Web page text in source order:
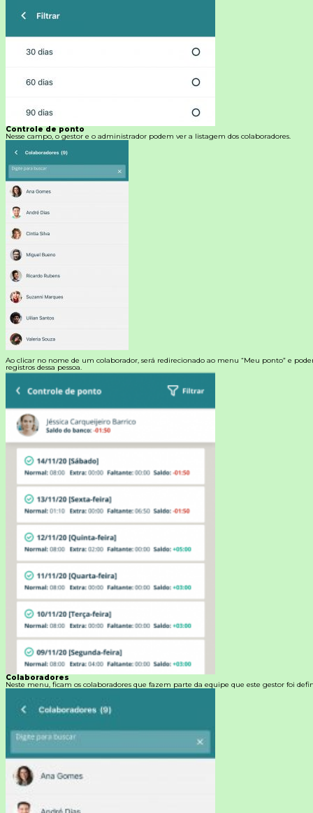
Controle de ponto
Nesse campo, o gestor e o administrador podem ver a listagem dos colaboradores.
Ao clicar no nome de um colaborador, será redirecionado ao menu “Meu ponto” e
registros dessa pessoa.
Colaboradores
Neste menu, ficam os colaboradores que fazem parte da equipe que este gestor foi